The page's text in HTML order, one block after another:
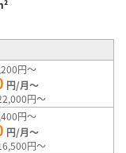
円～
円/月～
円～
円～
円/月～
円～